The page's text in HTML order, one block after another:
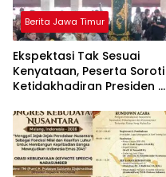
Berita Jawa Timur
Ekspektasi Tak Sesuai
Kenyataan, Peserta Soroti
Ketidakhadiran Presiden di
Nusantara